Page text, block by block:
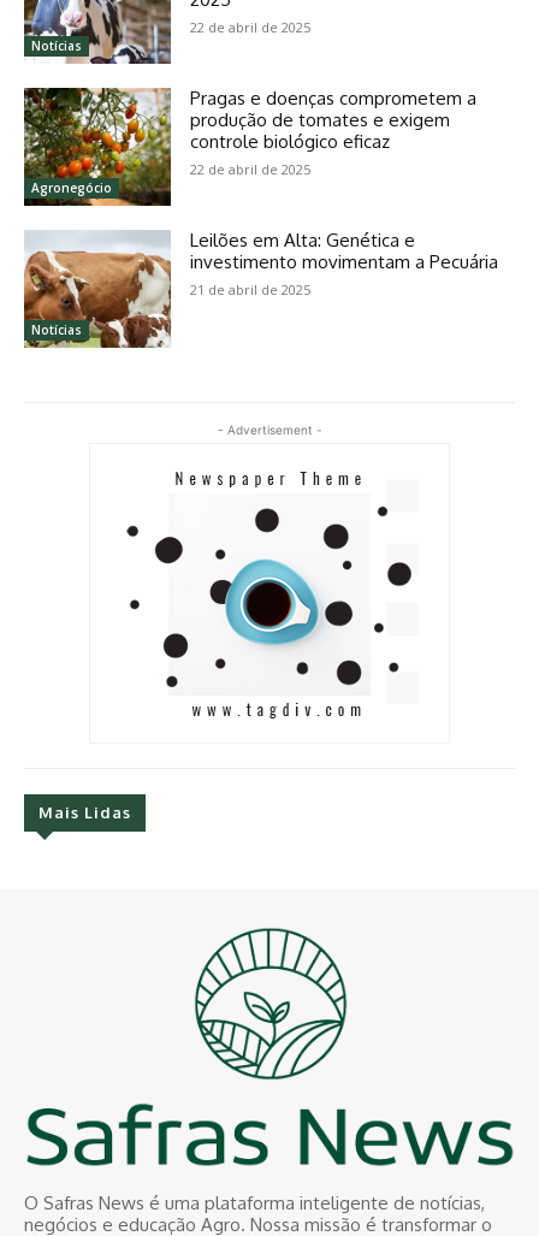
Notícias
22 de abril de 2025
Agronegócio
Pragas e doenças comprometem a
produção de tomates e exigem
controle biológico eficaz
22 de abril de 2025
Notícias
Leilões em Alta: Genética e
investimento movimentam a Pecuária
21 de abril de 2025
- Advertisement -
Mais Lidas
O Safras News é uma plataforma inteligente de notícias,
negócios e educação Agro. Nossa missão é transformar o